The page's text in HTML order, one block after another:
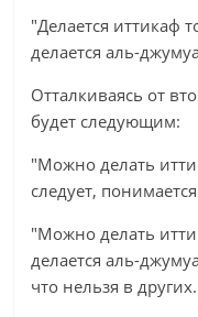
"Делается иттикаф
делается аль-
Отталкиваясь от
будет следующим:
"Можно делать
следует,
"Можно делать
делается аль-
что нельзя в